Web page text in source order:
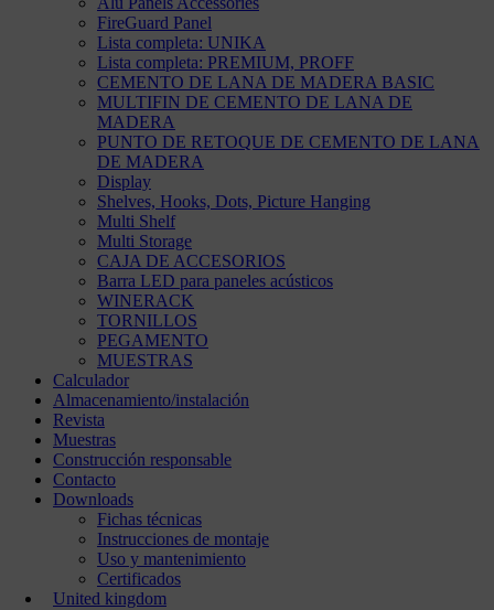
FireGuard Panel
Lista completa: UNIKA
Lista completa: PREMIUM, PROFF
CEMENTO DE LANA DE MADERA BASIC
MULTIFIN DE CEMENTO DE LANA DE
MADERA
PUNTO DE RETOQUE DE CEMENTO DE LANA
DE MADERA
Display
Shelves, Hooks, Dots, Picture Hanging
Multi Shelf
Multi Storage
CAJA DE ACCESORIOS
Barra LED para paneles acústicos
WINERACK
TORNILLOS
PEGAMENTO
MUESTRAS
Calculador
Almacenamiento/instalación
Revista
Muestras
Construcción responsable
Contacto
Downloads
Fichas técnicas
Instrucciones de montaje
Uso y mantenimiento
Certificados
United kingdom